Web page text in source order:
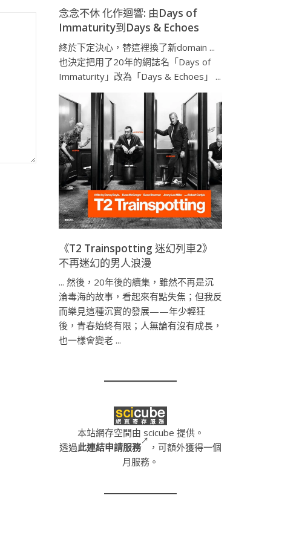
念念不休 化作迴響: 由Days of
Immaturity到Days & Echoes
終於下定決心，替這裡換了新domain ...
也決定把用了20年的網誌名「Days of
Immaturity」改為「Days & Echoes」 ...
《T2 Trainspotting 迷幻列車2》
不再迷幻的男人浪漫
... 然後，20年後的續集，雖然不再是沉
淪毒海的故事，看起來有點失焦；但我反
而樂見這種沉實的發展——年少輕狂
後，青春始終有限；人無論有沒有成長，
也一樣會變老 ...
本站網存空間由 scicube 提供。
透過此連結申請服務
，可額外獲得一個
月服務。